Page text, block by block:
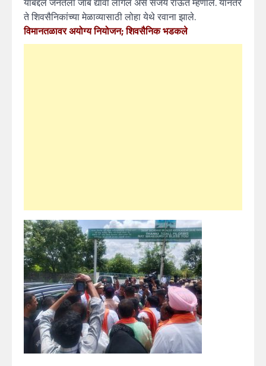
ते शिवसैनिकांच्या मेळाव्यासाठी लोहा येथे रवाना झाले.
विमानतळावर अयोग्य नियोजन; शिवसैनिक भडकले